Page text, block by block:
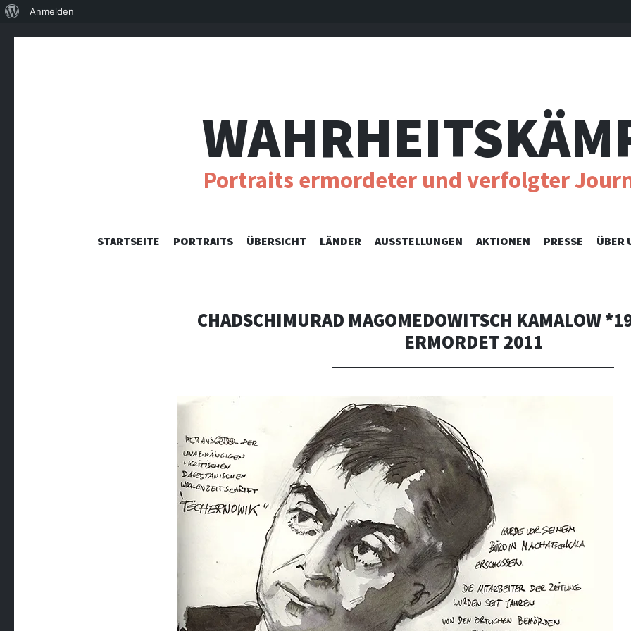
Portraits ermordeter und verfolgter
SKIP
STARTSEITE PORTRAITS ÜBERSICHT LÄNDER AUSSTELLUNGEN AKTIONEN PRESSE ÜBER
CHADSCHIMURAD MAGOMEDOWITSCH KAMALOW
ERMORDET 2011
Über
Anmelden